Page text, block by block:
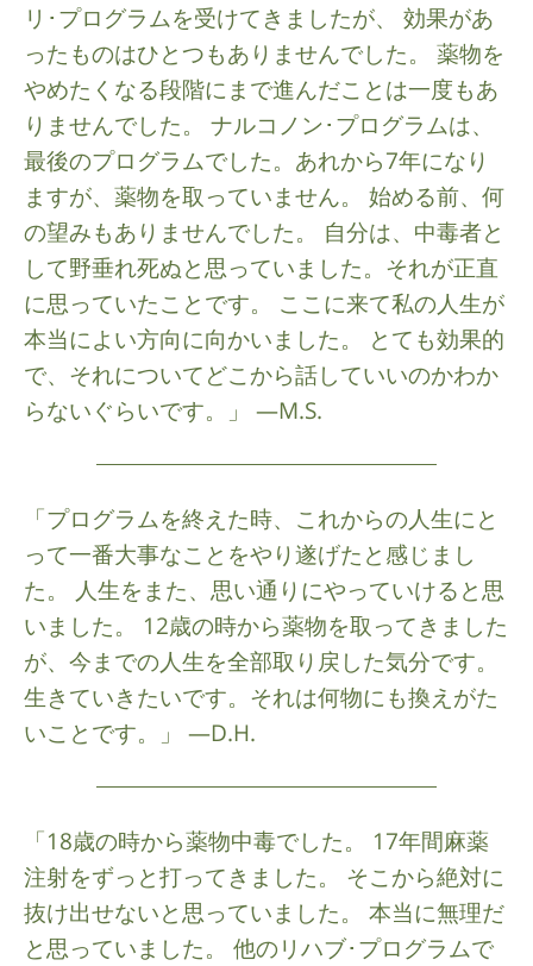
リ･プログラムを受けてきましたが、 効果があ
ったものはひとつもありませんでした。 薬物を
やめたくなる段階にまで進んだことは一度もあ
りませんでした。 ナルコノン･プログラムは、
最後のプログラムでした。あれから7年になり
ますが、薬物を取っていません。 始める前、何
の望みもありませんでした。 自分は、中毒者と
して野垂れ死ぬと思っていました。それが正直
に思っていたことです。 ここに来て私の人生が
本当によい方向に向かいました。 とても効果的
で、それについてどこから話していいのかわか
らないぐらいです。」 —M.S.
「プログラムを終えた時、これからの人生にと
って一番大事なことをやり遂げたと感じまし
た。 人生をまた、思い通りにやっていけると思
いました。 12歳の時から薬物を取ってきました
が、今までの人生を全部取り戻した気分です。
生きていきたいです。それは何物にも換えがた
いことです。」 —D.H.
「18歳の時から薬物中毒でした。 17年間麻薬
注射をずっと打ってきました。 そこから絶対に
抜け出せないと思っていました。 本当に無理だ
と思っていました。 他のリハブ･プログラムで